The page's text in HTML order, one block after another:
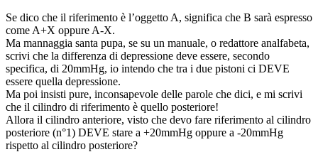
Se dico che il riferimento è l’oggetto A, significa che B sarà espresso
come A+X oppure A-X.
Ma mannaggia santa pupa, se su un manuale, o redattore analfabeta,
scrivi che la differenza di depressione deve essere, secondo
specifica, di 20mmHg, io intendo che tra i due pistoni ci DEVE
essere quella depressione.
Ma poi insisti pure, inconsapevole delle parole che dici, e mi scrivi
che il cilindro di riferimento è quello posteriore!
Allora il cilindro anteriore, visto che devo fare riferimento al cilindro
posteriore (n°1) DEVE stare a +20mmHg oppure a -20mmHg
rispetto al cilindro posteriore?